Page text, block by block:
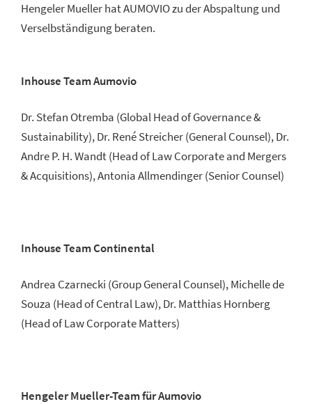
Hengeler Mueller hat AUMOVIO zu der Abspaltung und
Verselbständigung beraten.
Inhouse Team Aumovio
Dr. Stefan Otremba (Global Head of Governance &
Sustainability), Dr. René Streicher (General Counsel), Dr.
Andre P. H. Wandt (Head of Law Corporate and Mergers
& Acquisitions), Antonia Allmendinger (Senior Counsel)
Inhouse Team Continental
Andrea Czarnecki (Group General Counsel), Michelle de
Souza (Head of Central Law), Dr. Matthias Hornberg
(Head of Law Corporate Matters)
Hengeler Mueller-Team für Aumovio